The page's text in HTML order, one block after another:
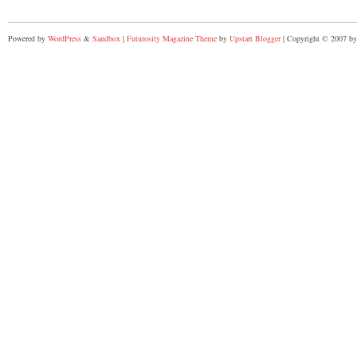
Powered by WordPress & Sandbox | Futurosity Magazine Theme by Upstart Blogger| Copyright © 2007 by